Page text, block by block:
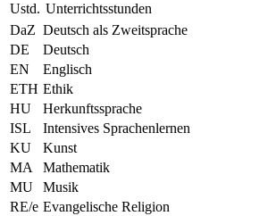
Ustd. Unterrichtsstunden
DaZ Deutsch als Zweitsprache
DE
Deutsch
EN
Englisch
ETH Ethik
HU
Herkunftssprache
ISL
Intensives Sprachenlernen
KU
Kunst
MA
Mathematik
MU
Musik
RE/e Evangelische Religion